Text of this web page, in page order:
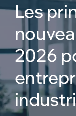
Les
2026